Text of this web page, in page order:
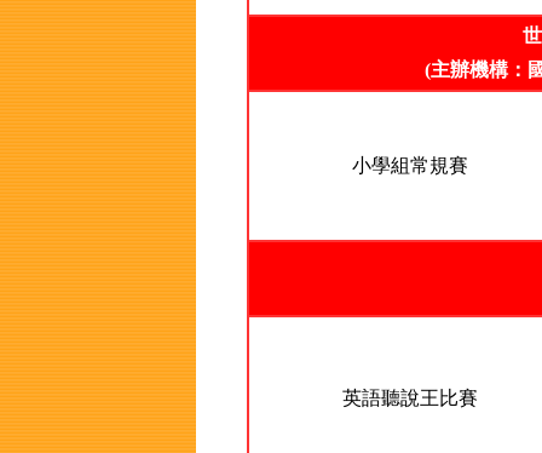
(主辦機構：
小學組常規賽
英語聽說王比賽